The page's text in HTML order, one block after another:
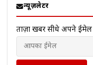
न्यूज़लेटर
ताज़ा खबरें सीधे अपने ईमेल